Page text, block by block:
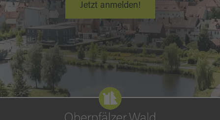
Jetzt anmelden!